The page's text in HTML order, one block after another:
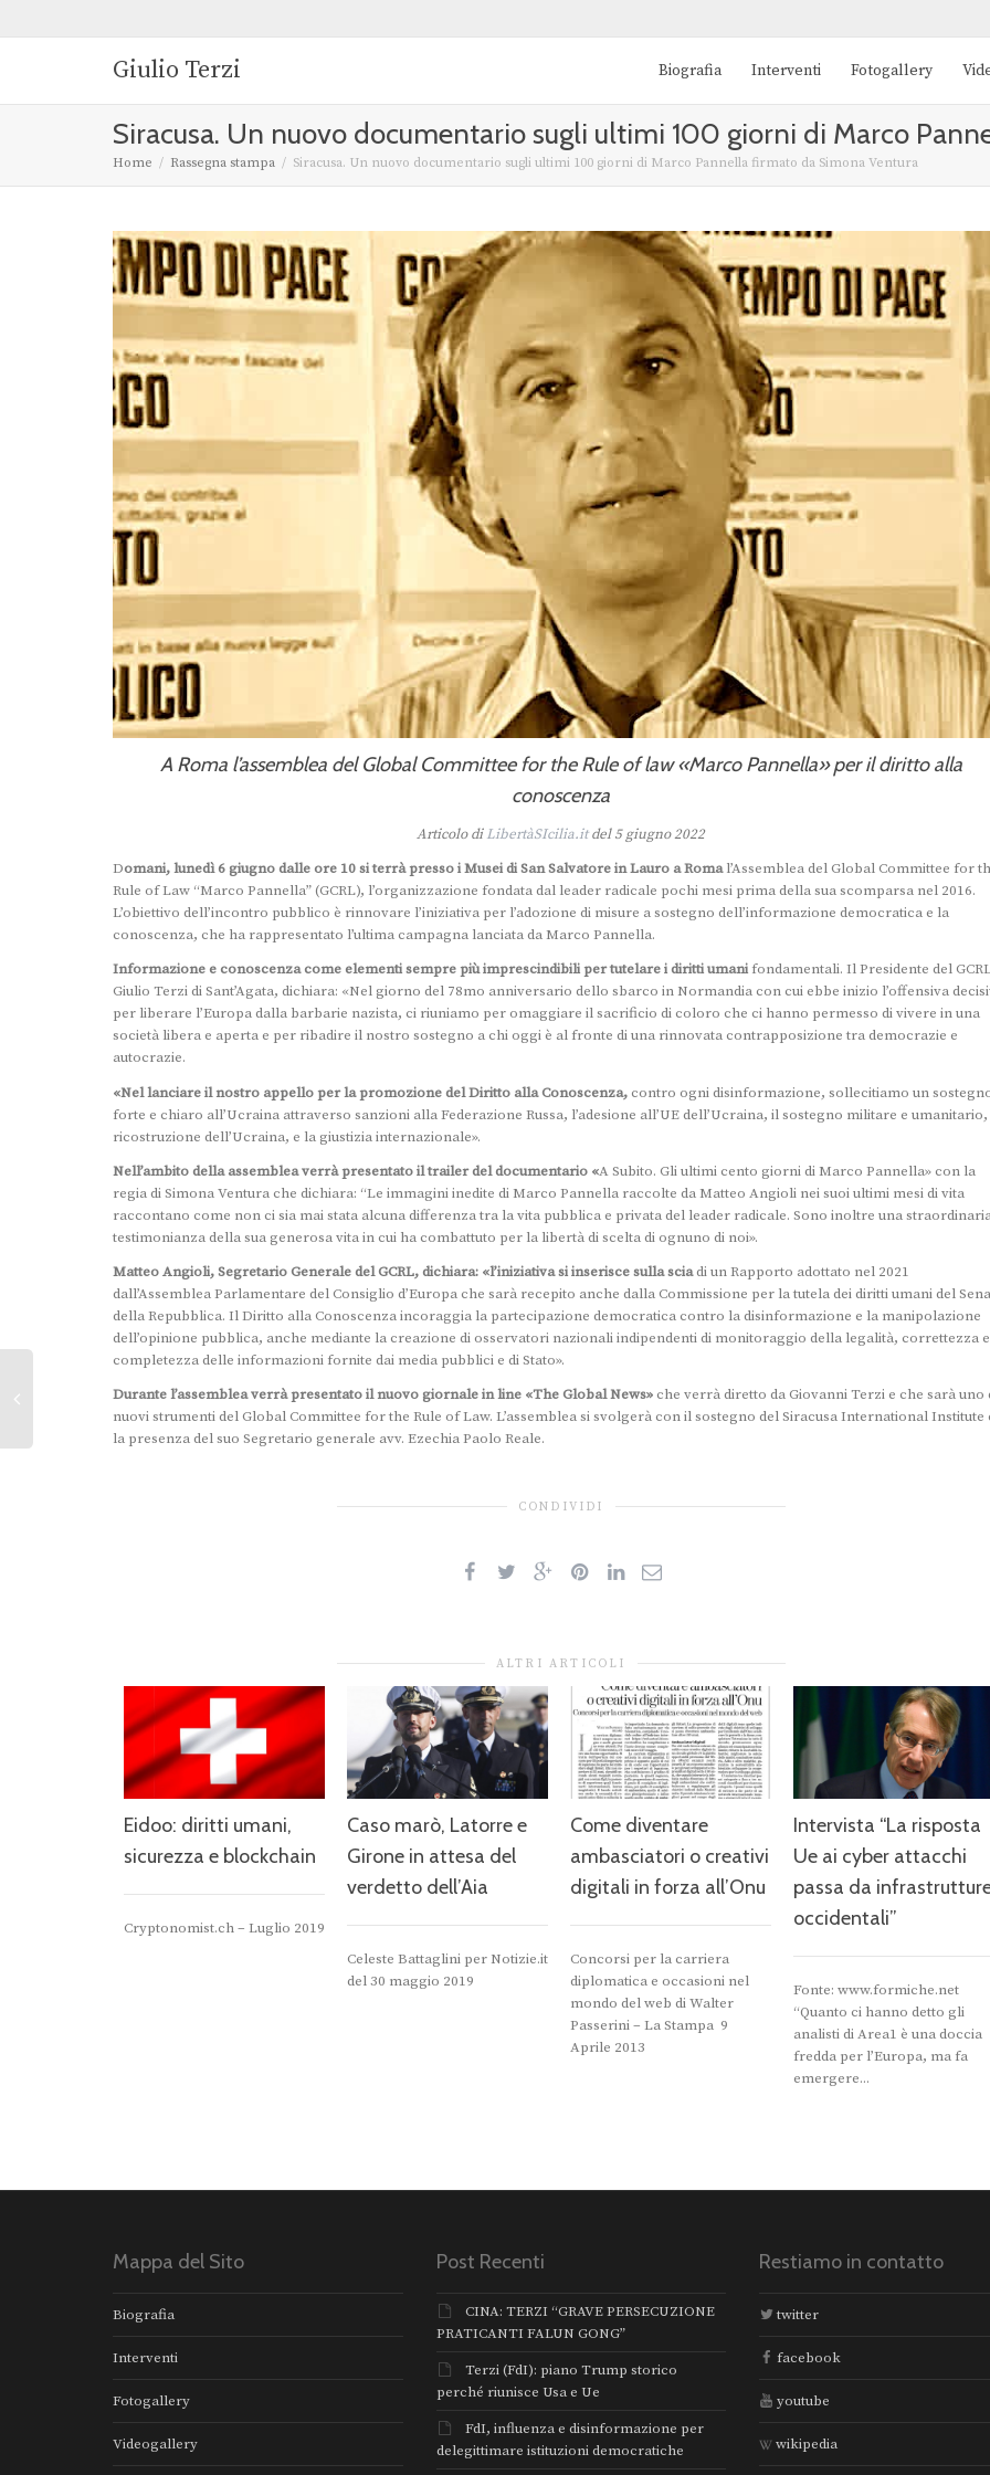
Giulio Terzi Biografia Interventi Fotogallery
Siracusa. Un nuovo documentario sugli ultimi 100 giorni di Marco
Home Rassegna stampa Siracusa. Un nuovo documentario sugli ultimi 100 giorni di Marco Pannella firmato da Simona Ventura
A Roma l’assemblea del Global Committee for the Rule of law «Marco Pannella» per il diritto alla
conoscenza
Articolo diLibertàSIcilia.itdel 5 giugno 2022
Domani, lunedì 6 giugno dalle ore 10 si terrà presso i Musei di San Salvatore in Lauro a Romal’Assemblea del Global Committee for
Rule of Law “Marco Pannella” (GCRL), l’organizzazione fondata dal leader radicale pochi mesi prima della sua scomparsa nel 2016.
L’obiettivo dell’incontro pubblico è rinnovare l’iniziativa per l’adozione di misure a sostegno dell’informazione democratica e la
conoscenza, che ha rappresentato l’ultima campagna lanciata da Marco Pannella.
Informazione e conoscenza come elementi sempre più imprescindibili per tutelare i diritti umani fondamentali. Il Presidente del
Giulio Terzi di Sant’Agata, dichiara: «Nel giorno del 78mo anniversario dello sbarco in Normandia con cui ebbe inizio l’offensiva
per liberare l’Europa dalla barbarie nazista, ci riuniamo per omaggiare il sacrificio di coloro che ci hanno permesso di vivere in una
società libera e aperta e per ribadire il nostro sostegno a chi oggi è al fronte di una rinnovata contrapposizione tra democrazie e
autocrazie.
«Nel lanciare il nostro appello per la promozione del Diritto alla Conoscenza, contro ogni disinformazione, sollecitiamo un
forte e chiaro all’Ucraina attraverso sanzioni alla Federazione Russa, l’adesione all’UE dell’Ucraina, il sostegno militare e
ricostruzione dell’Ucraina, e la giustizia internazionale».
Nell’ambito della assemblea verrà presentato il trailer del documentario «A Subito. Gli ultimi cento giorni di Marco Pannella» con la
regia di Simona Ventura che dichiara: “Le immagini inedite di Marco Pannella raccolte da Matteo Angioli nei suoi ultimi mesi di vita
raccontano come non ci sia mai stata alcuna differenza tra la vita pubblica e privata del leader radicale. Sono inoltre una
testimonianza della sua generosa vita in cui ha combattuto per la libertà di scelta di ognuno di noi».
Matteo Angioli, Segretario Generale del GCRL, dichiara: «l’iniziativa si inserisce sulla sciadi un Rapporto adottato nel 2021
dall’Assemblea Parlamentare del Consiglio d’Europa che sarà recepito anche dalla Commissione per la tutela dei diritti umani del
della Repubblica. Il Diritto alla Conoscenza incoraggia la partecipazione democratica contro la disinformazione e la manipolazione
dell’opinione pubblica, anche mediante la creazione di osservatori nazionali indipendenti di monitoraggio della legalità, correttezza e
completezza delle informazioni fornite dai media pubblici e di Stato».
Durante l’assemblea verrà presentato il nuovo giornale in line «The Global News» che verrà diretto da Giovanni Terzi e che sarà uno
nuovi strumenti del Global Committee for the Rule of Law. L’assemblea si svolgerà con il sostegno del Siracusa International Institute
la presenza del suo Segretario generale avv. Ezechia Paolo Reale.
CONDIVIDI
ALTRI ARTICOLI
Eidoo: diritti umani,
sicurezza e blockchain
Cryptonomist.ch – Luglio 2019
Caso marò, Latorre e
Girone in attesa del
verdetto dell’Aia
Celeste Battaglini per Notizie.it
del 30 maggio 2019
Come diventare
ambasciatori o creativi
digitali in forza all’Onu
Concorsi per la carriera
diplomatica e occasioni nel
mondo del web di Walter
Passerini – La Stampa 9
Aprile 2013
Intervista “La risposta
Ue ai cyber attacchi
passa da
occidentali”
Fonte: www.formiche.net
“Quanto ci hanno detto gli
analisti di Area1 è una doccia
fredda per l’Europa, ma fa
emergere...
Mappa del Sito
Biografia
Interventi
Fotogallery
Videogallery
Post Recenti
CINA: TERZI “GRAVE PERSECUZIONE
PRATICANTI FALUN GONG”
Terzi (FdI): piano Trump storico
perché riunisce Usa e Ue
FdI, influenza e disinformazione per
delegittimare istituzioni democratiche
Restiamo in contatto
twitter
facebook
youtube
wikipedia